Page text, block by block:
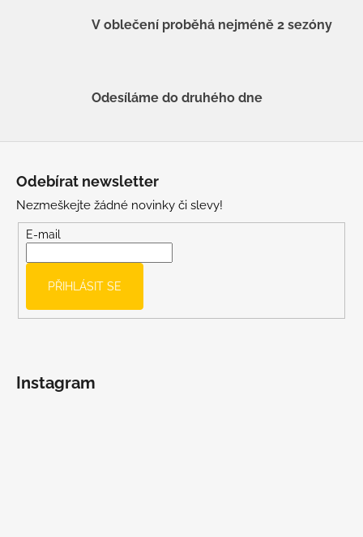
V oblečení proběhá nejméně 2 sezóny
Odesíláme do druhého dne
Odebírat newsletter
Nezmeškejte žádné novinky či slevy!
E-mail
PŘIHLÁSIT SE
Instagram